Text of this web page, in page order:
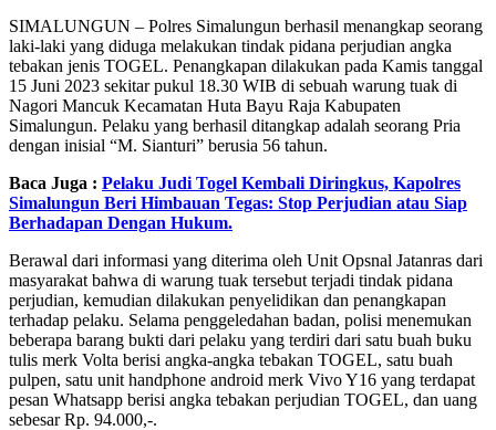
SIMALUNGUN – Polres Simalungun berhasil menangkap seorang
laki-laki yang diduga melakukan tindak pidana perjudian angka
tebakan jenis TOGEL. Penangkapan dilakukan pada Kamis tanggal
15 Juni 2023 sekitar pukul 18.30 WIB di sebuah warung tuak di
Nagori Mancuk Kecamatan Huta Bayu Raja Kabupaten
Simalungun. Pelaku yang berhasil ditangkap adalah seorang Pria
dengan inisial “M. Sianturi” berusia 56 tahun.
Baca Juga : Pelaku Judi Togel Kembali Diringkus, Kapolres
Simalungun Beri Himbauan Tegas: Stop Perjudian atau Siap
Berhadapan Dengan Hukum.
Berawal dari informasi yang diterima oleh Unit Opsnal Jatanras dari
masyarakat bahwa di warung tuak tersebut terjadi tindak pidana
perjudian, kemudian dilakukan penyelidikan dan penangkapan
terhadap pelaku. Selama penggeledahan badan, polisi menemukan
beberapa barang bukti dari pelaku yang terdiri dari satu buah buku
tulis merk Volta berisi angka-angka tebakan TOGEL, satu buah
pulpen, satu unit handphone android merk Vivo Y16 yang terdapat
pesan Whatsapp berisi angka tebakan perjudian TOGEL, dan uang
sebesar Rp. 94.000,-.